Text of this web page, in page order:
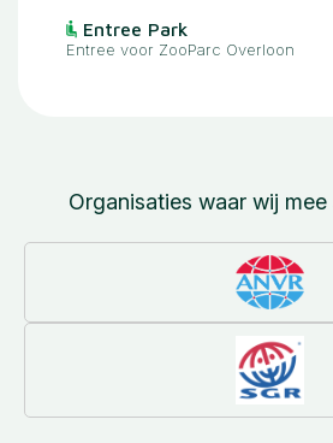
Entree Park
Entree voor ZooParc Overloon
Organisaties waar wij